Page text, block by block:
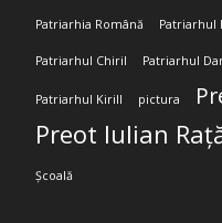
Patriarhia Română Patriarhul
Patriarhul Chiril Patriarhul
Patriarhul Kirill pictura
Preot Iulian
Școală